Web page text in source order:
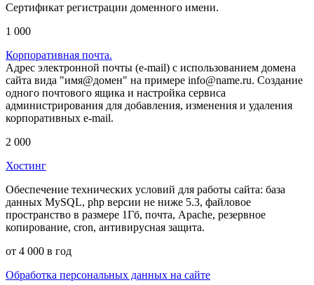
Сертификат регистрации доменного имени.
1 000
Корпоративная почта.
Адрес электронной почты (e-mail) с использованием домена
сайта вида "имя@домен" на примере info@name.ru. Создание
одного почтового ящика и настройка сервиса
администрирования для добавления, изменения и удаления
корпоративных e-mail.
2 000
Хостинг
Обеспечение технических условий для работы сайта: база
данных MySQL, php версии не ниже 5.3, файловое
пространство в размере 1Гб, почта, Apache, резервное
копирование, cron, антивирусная защита.
от 4 000 в год
Обработка персональных данных на сайте